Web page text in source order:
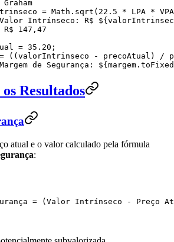
= Math . sqrt ( 22.5 * LPA * VPA
Valor Intrínseco: R$ ${
147,47
= 35.20 ;
(( valorIntrinseco - precoAtual ) /
Margem de Segurança: ${ margem . toFixed
Resultados
atual e o valor calculado pela fórmula
:
= (Valor Intrínseco - Preço